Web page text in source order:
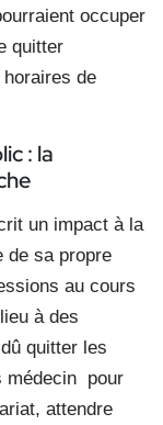
occuper
quitter
de
: la
un impact à la
de sa propre
au cours
à des
quitter les
médecin pour
attendre